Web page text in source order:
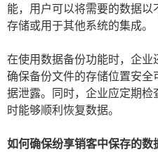
能，用户可以将需要的数据
存储或用于其他系统的集成。
在使用数据备份功能时，企业
确保备份文件的存储位置安
据泄露。同时，企业应定期
时能够顺利恢复数据。
如何确保纷享销客中保存的数